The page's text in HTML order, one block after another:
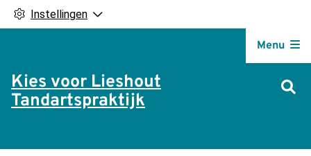
Instellingen
Kies voor Lieshout
Tandartspraktijk
Menu